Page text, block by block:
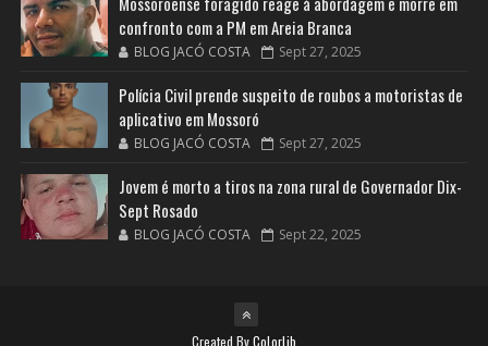
confronto com a PM em Areia Branca
BLOG JACÓ COSTA Sept 27, 2025
Polícia Civil prende suspeito de roubos a motoristas de
aplicativo em Mossoró
BLOG JACÓ COSTA Sept 27, 2025
Jovem é morto a tiros na zona rural de Governador Dix-
Sept Rosado
BLOG JACÓ COSTA Sept 22, 2025
Created ByColorlib